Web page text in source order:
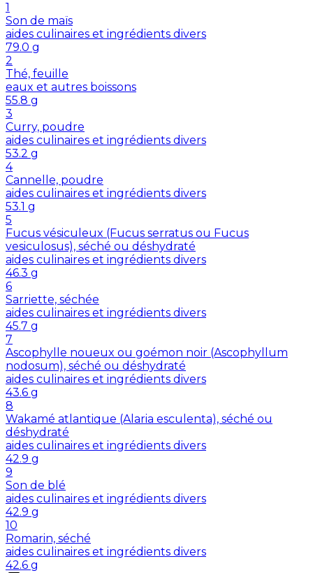
1
Son de maïs
aides culinaires et ingrédients divers
79.0 g
2
Thé, feuille
eaux et autres boissons
55.8 g
3
Curry, poudre
aides culinaires et ingrédients divers
53.2 g
4
Cannelle, poudre
aides culinaires et ingrédients divers
53.1 g
5
Fucus vésiculeux (Fucus serratus ou Fucus
vesiculosus), séché ou déshydraté
aides culinaires et ingrédients divers
46.3 g
6
Sarriette, séchée
aides culinaires et ingrédients divers
45.7 g
7
Ascophylle noueux ou goémon noir (Ascophyllum
nodosum), séché ou déshydraté
aides culinaires et ingrédients divers
43.6 g
8
Wakamé atlantique (Alaria esculenta), séché ou
déshydraté
aides culinaires et ingrédients divers
42.9 g
9
Son de blé
aides culinaires et ingrédients divers
42.9 g
10
Romarin, séché
aides culinaires et ingrédients divers
42.6 g